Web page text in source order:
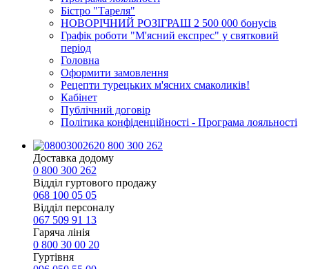
Бістро "Тареля"
НОВОРІЧНИЙ РОЗІГРАШ 2 500 000 бонусів
Графік роботи "М'ясний експрес" у святковий
період
Головна
Оформити замовлення
Рецепти турецьких м'ясних смаколиків!
Кабінет
Публічний договір
Політика конфіденційності - Програма лояльності
0 800 300 262
Доставка додому
0 800 300 262
Відділ гуртового продажу
068 100 05 05​
Відділ персоналу
067 509 91 13
Гаряча лінія
0 800 30 00 20
Гуртівня